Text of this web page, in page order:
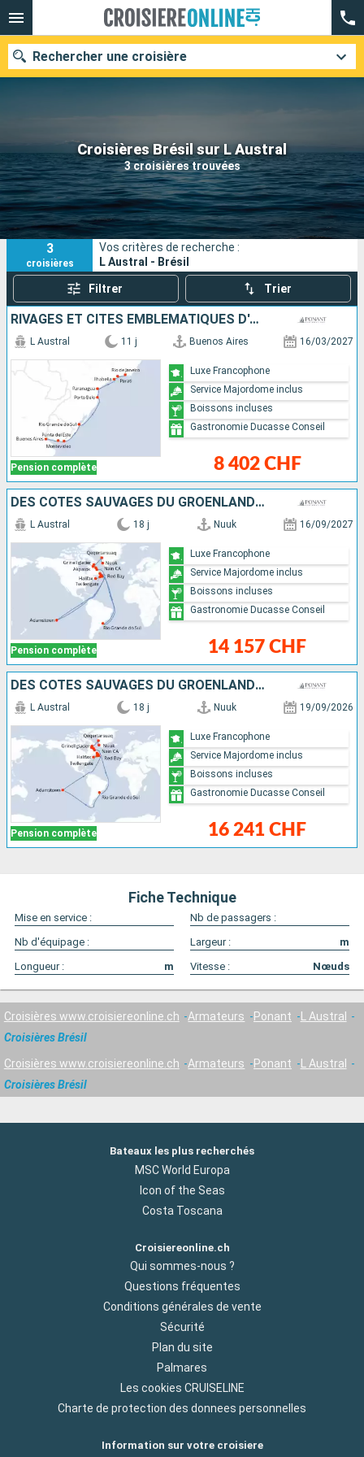
Croisières Brésil sur L Austral
3 croisières trouvées
Rechercher une croisière
Nos destinations
Mois de départ
Ports Compagnies
Rechercher
3
croisières
Vos critères de recherche :
L Austral - Brésil
Filtrer Trier
RIVAGES ET CITÉS EMBLÉMATIQUES D'AMÉRIQUE DU SUD
Pension complète
L Austral 11 j Buenos Aires 16/03/2027
8 402 CHF
Luxe Francophone
Service Majordome inclus
Boissons incluses
Gastronomie Ducasse Conseil
DES CÔTES SAUVAGES DU GROENLAND À LA CÔTE EST DU CANADA
Pension complète
L Austral 18 j Nuuk 16/09/2027
14 157 CHF
Luxe Francophone
Service Majordome inclus
Boissons incluses
Gastronomie Ducasse Conseil
DES CÔTES SAUVAGES DU GROENLAND À LA CÔTE EST DU CANADA
Pension complète
L Austral 18 j Nuuk 19/09/2026
16 241 CHF
Luxe Francophone
Service Majordome inclus
Boissons incluses
Gastronomie Ducasse Conseil
Fiche Technique
Mise en service :
Nb de passagers :
Nb d'équipage :
Largeur :
m
Longueur :
m Vitesse : Nœuds
Croisières www.croisiereonline.ch Armateurs Ponant
L Austral
Croisières Brésil
Croisières www.croisiereonline.ch Armateurs Ponant
L Austral
Croisières Brésil
Bateaux les plus recherchés
MSC World Europa
Icon of the Seas
Costa Toscana
Croisiereonline.ch
Qui sommes-nous ?
Questions fréquentes
Conditions générales de vente
Sécurité
Plan du site
Palmares
Les cookies CRUISELINE
Charte de protection des donnees personnelles
Information sur votre croisiere